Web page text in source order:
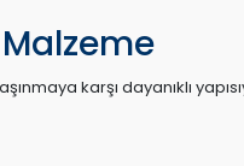
karşı dayanıklı